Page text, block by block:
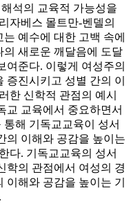
석의 교육적 가능성을
자베스 몰트만-벤델의
예수에 대한 고백 속에
새로운 깨달음에 도달
여준다. 이렇게 여성주의
진시키고 성별 간의 이
한 신학적 관점의 예시
교 교육에서 중요하면서
해 기독교교육이 성서
의 이해와 공감을 높이는
다. 기독교교육의 성서
학의 관점에서 여성의 경
해와 공감을 높이는 기